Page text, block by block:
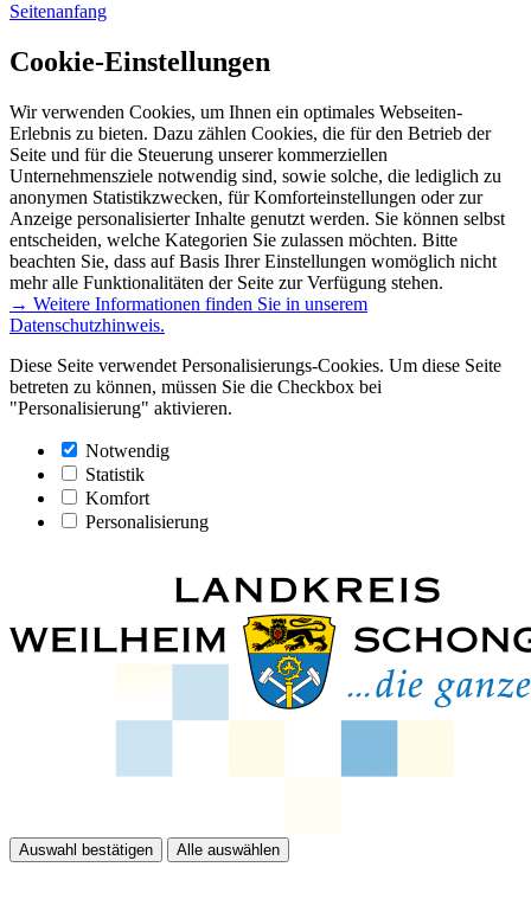
Seitenanfang
Cookie-Einstellungen
Wir verwenden Cookies, um Ihnen ein optimales Webseiten-
Erlebnis zu bieten. Dazu zählen Cookies, die für den Betrieb der
Seite und für die Steuerung unserer kommerziellen
Unternehmensziele notwendig sind, sowie solche, die lediglich zu
anonymen Statistikzwecken, für Komforteinstellungen oder zur
Anzeige personalisierter Inhalte genutzt werden. Sie können selbst
entscheiden, welche Kategorien Sie zulassen möchten. Bitte
beachten Sie, dass auf Basis Ihrer Einstellungen womöglich nicht
mehr alle Funktionalitäten der Seite zur Verfügung stehen.
→ Weitere Informationen finden Sie in unserem
Datenschutzhinweis.
Diese Seite verwendet Personalisierungs-Cookies. Um diese Seite
betreten zu können, müssen Sie die Checkbox bei
"Personalisierung" aktivieren.
Notwendig
Statistik
Komfort
Personalisierung
Auswahl bestätigen Alle auswählen